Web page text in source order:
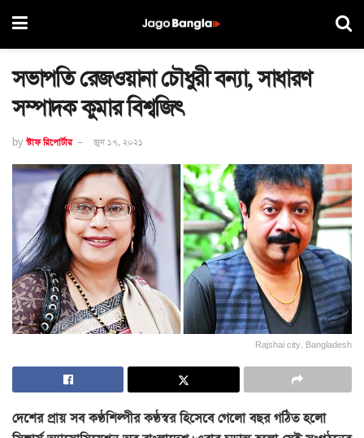
সভাপতি রেজওয়ানা চৌধুরী বন্যা, সাধারণ
সম্পাদক কুমার বিশ্বজিৎ
by স্টাফ রিপোর্টার জুন ১৭, ২০২১
Rajshai city, Bangladesh
দেশের প্রায় সব কণ্ঠশিল্পীর কণ্ঠস্বর হিসেবে গেলো বছর গঠিত হলো